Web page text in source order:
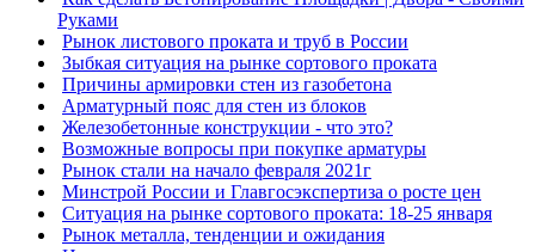
Руками
Рынок листового проката и труб в России
Зыбкая ситуация на рынке сортового проката
Причины армировки стен из газобетона
Арматурный пояс для стен из блоков
Железобетонные конструкции - что это?
Возможные вопросы при покупке арматуры
Рынок стали на начало февраля 2021г
Минстрой России и Главгосэкспертиза о росте цен
Ситуация на рынке сортового проката: 18-25 января
Рынок металла, тенденции и ожидания